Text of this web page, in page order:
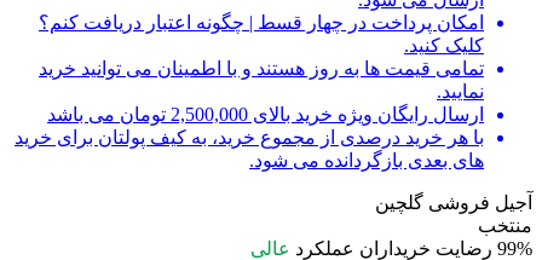
امکان پرداخت در چهار قسط | چگونه اعتبار دریافت کنم؟
کلیک کنید.
تمامی قیمت ها به روز هستند و با اطمینان می توانید خرید
نمایید.
ارسال رایگان ویژه خرید بالای 2,500,000 تومان می باشد
با هر خرید درصدی از مجموع خرید، به کیف پولتان برای خرید
های بعدی بازگردانده می شود.
آجیل فروشی گلچین
منتخب
99% رضایت خریداران عملکرد عالی